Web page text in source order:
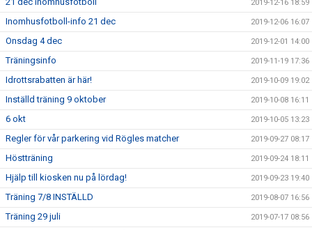
2019-12-16 18:59
Inomhusfotboll-info 21 dec 2019-12-06 16:07
Onsdag 4 dec 2019-12-01 14:00
Träningsinfo 2019-11-19 17:36
Idrottsrabatten är här! 2019-10-09 19:02
Inställd träning 9 oktober 2019-10-08 16:11
6 okt 2019-10-05 13:23
Regler för vår parkering vid Rögles matcher 2019-09-27 08:17
Höstträning 2019-09-24 18:11
Hjälp till kiosken nu på lördag! 2019-09-23 19:40
Träning 7/8 INSTÄLLD 2019-08-07 16:56
Träning 29 juli 2019-07-17 08:56